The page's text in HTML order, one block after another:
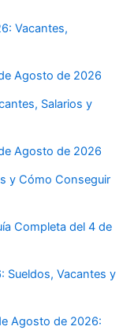
Vacantes,
Agosto de 2026
Salarios y
Agosto de 2026
y Cómo Conseguir
Completa del 4 de
Sueldos, Vacantes y
Agosto de 2026: